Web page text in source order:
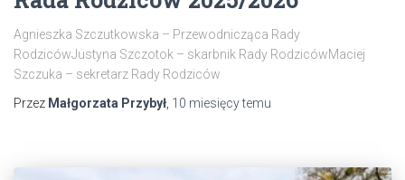
Agnieszka Szczutkowska – Przewodnicząca Rady
RodzicówJustyna Szczotok – skarbnik Rady RodzicówMaciej
Szczuka – sekretarz Rady Rodziców
Przez Małgorzata Przybył, 10 miesięcytemu